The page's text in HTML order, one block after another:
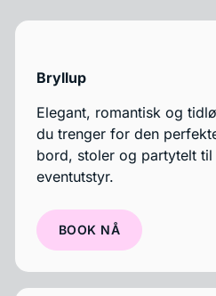
Bryllup
Elegant, romantisk og
du trenger for den
bord, stoler og partytelt
eventutstyr.
BOOK NÅ